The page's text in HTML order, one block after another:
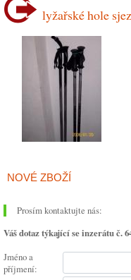
lyžařské hole
NOVÉ ZBOŽÍ
Prosím kontaktujte nás:
Váš dotaz týkající se inzerátu č.
Jméno a
příjmení: